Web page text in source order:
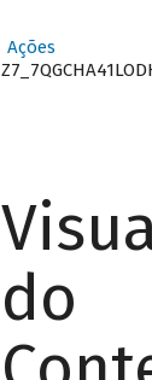
Ações
do